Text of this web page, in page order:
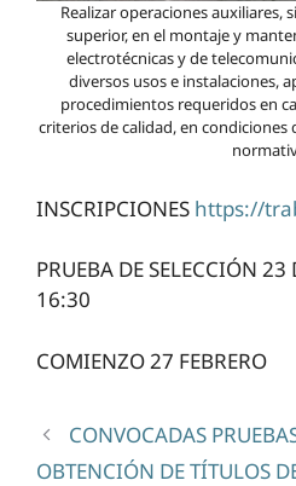
Realizar operaciones auxiliares,
superior, en el montaje y
electrotécnicas y de
diversos usos e instalaciones,
procedimientos requeridos en
criterios de calidad, en
INSCRIPCIONES https://
PRUEBA DE SELECCIÓN 23
16:30
COMIENZO 27 FEBRERO
CONVOCADAS
OBTENCIÓN DE TÍTULOS